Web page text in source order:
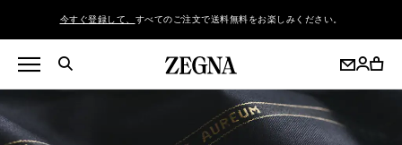
今すぐ登録して、 すべてのご注文で送料無料をお楽しみください。